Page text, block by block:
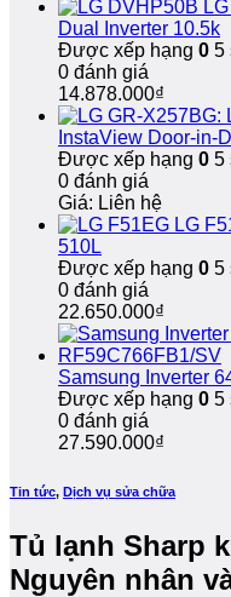
Dual Inverter 10.5k
Được xếp hạng 0 5
0 đánh giá
14.878.000₫
InstaView Door-in-
Được xếp hạng 0 5
0 đánh giá
Giá: Liên hệ
LG
510L
Được xếp hạng 0 5
0 đánh giá
22.650.000₫
Samsung Inverter
Được xếp hạng 0 5
0 đánh giá
27.590.000₫
Tin tức, Dịch vụ sửa chữa
Tủ lạnh Sharp
Nguyên nhân